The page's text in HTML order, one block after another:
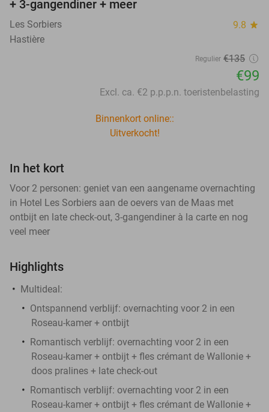
+ 3-gangendiner + meer
Les Sorbiers 9.8 star
Hastière
Regulier €135
€99
Excl. ca. €2 p.p.p.n. toeristenbelasting
Binnenkort online::
Uitverkocht!
In het kort
Voor 2 personen: geniet van een aangename overnachting
in Hotel Les Sorbiers aan de oevers van de Maas met
ontbijt en late check-out, 3-gangendiner à la carte en nog
veel meer
Highlights
Multideal:
Ontspannend verblijf: overnachting voor 2 in een
Roseau-kamer + ontbijt
Romantisch verblijf: overnachting voor 2 in een
Roseau-kamer + ontbijt + fles crémant de Wallonie +
doos pralines + late check-out
Romantisch verblijf: overnachting voor 2 in een
Roseau-kamer + ontbijt + fles crémant de Wallonie +